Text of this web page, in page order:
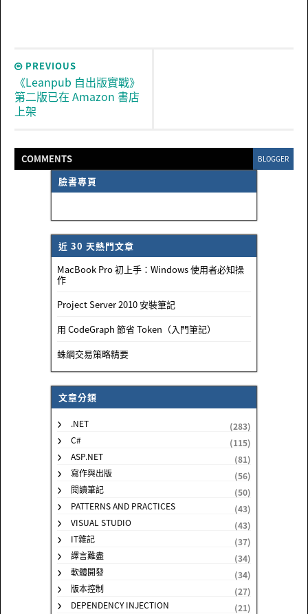
PREVIOUS
《Leanpub 自出版實戰》
第二版已在 Amazon 書店
上架
COMMENTS BLOGGER
臉書專頁
近 30 天熱門文章
MacBook Pro 初上手：Windows 使用者必知操
作
Project Server 2010 安裝筆記
用 CodeGraph 節省 Token（入門筆記）
蛛網交易策略精要
文章分類
.NET
(283)
C#
(115)
ASP.NET
(81)
寫作與出版
(56)
閱讀筆記
(50)
PATTERNS AND PRACTICES
(43)
VISUAL STUDIO
(43)
IT雜記
(37)
譯言難盡
(34)
軟體開發
(34)
版本控制
(27)
DEPENDENCY INJECTION
(21)